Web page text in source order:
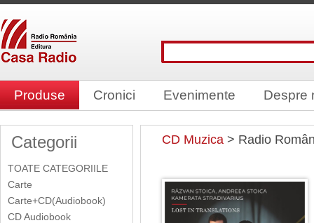
Produse Cronici Evenimente Despre
Categorii
TOATE CATEGORIILE
Carte
Carte+CD(Audiobook)
CD Audiobook
CD Muzica > Radio